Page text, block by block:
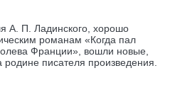
А. П. Ладинского, хорошо
романам «Когда пал
Франции», вошли новые,
писателя произведения.